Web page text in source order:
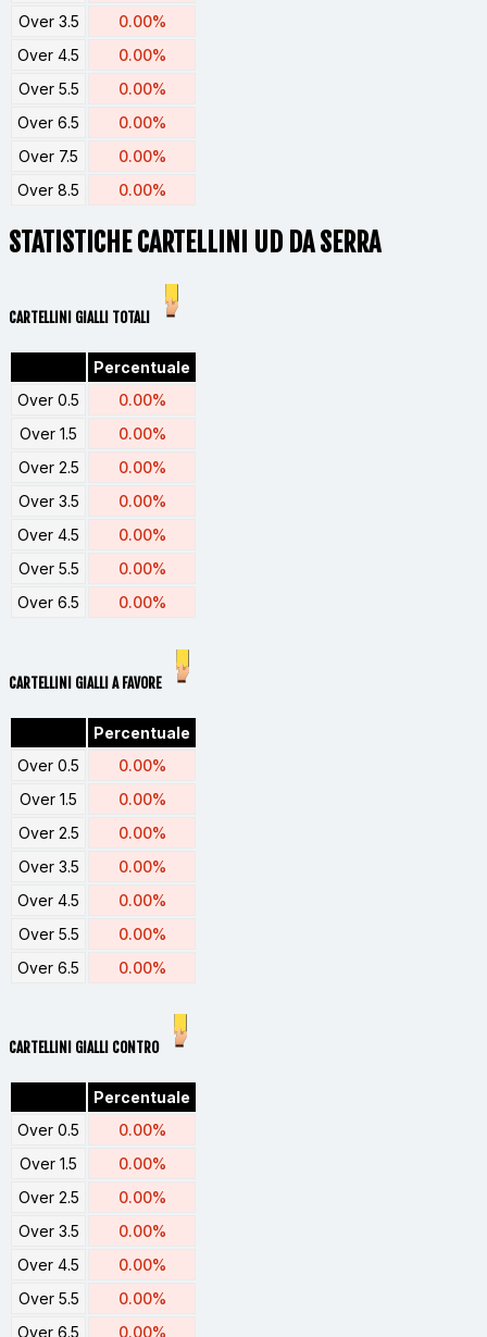
Over 3.5
0.00%
Over 4.5
0.00%
Over 5.5
0.00%
Over 6.5
0.00%
Over 7.5
0.00%
Over 8.5
0.00%
STATISTICHE CARTELLINI UD DA SERRA
CARTELLINI GIALLI TOTALI
Percentuale
Over 0.5
0.00%
Over 1.5
0.00%
Over 2.5
0.00%
Over 3.5
0.00%
Over 4.5
0.00%
Over 5.5
0.00%
Over 6.5
0.00%
CARTELLINI GIALLI A FAVORE
Percentuale
Over 0.5
0.00%
Over 1.5
0.00%
Over 2.5
0.00%
Over 3.5
0.00%
Over 4.5
0.00%
Over 5.5
0.00%
Over 6.5
0.00%
CARTELLINI GIALLI CONTRO
Percentuale
Over 0.5
0.00%
Over 1.5
0.00%
Over 2.5
0.00%
Over 3.5
0.00%
Over 4.5
0.00%
Over 5.5
0.00%
Over 6.5
0.00%